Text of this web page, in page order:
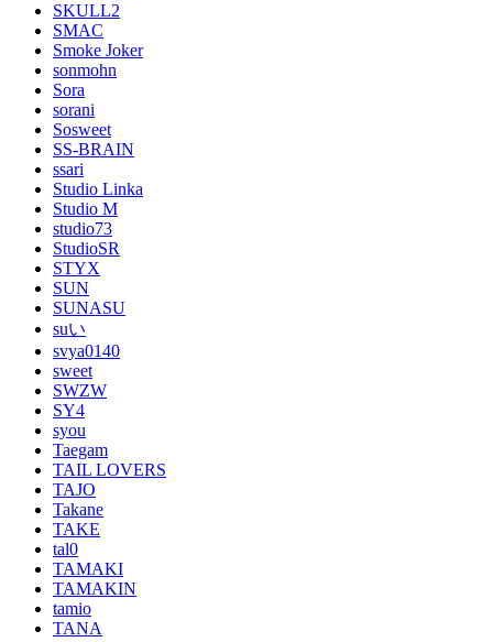
SKULL2
SMAC
Smoke Joker
sonmohn
Sora
sorani
Sosweet
SS-BRAIN
ssari
Studio Linka
Studio M
studio73
StudioSR
STYX
SUN
SUNASU
suい
svya0140
sweet
SWZW
SY4
syou
Taegam
TAIL LOVERS
TAJO
Takane
TAKE
tal0
TAMAKI
TAMAKIN
tamio
TANA